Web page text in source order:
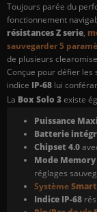
Toujours parée du
fonctionnement
résistances Z serie,
sauvegarder 5
de plusieurs
Conçue pour défier les
indice IP-68 lui
La Box Solo 3existe
Puissance
Batterie
Chipset 4.0
Mode Memory
réglages
Système
Indice IP-68